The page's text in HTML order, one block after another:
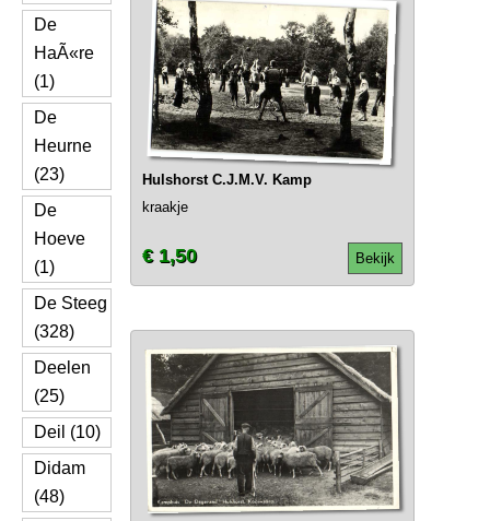
De
HaÃ«re
(1)
De
Heurne
(23)
De
Hoeve
(1)
De Steeg
(328)
Deelen
(25)
Deil (10)
Didam
(48)
Hulshorst C.J.M.V. Kamp
kraakje
Bekijk
€ 1,50